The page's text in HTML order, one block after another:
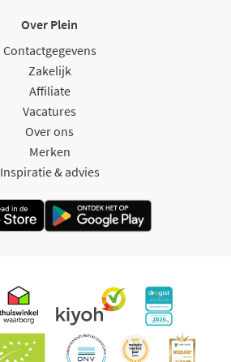
Over Plein
Contactgegevens
Zakelijk
Affiliate
Vacatures
Over ons
Merken
Inspiratie & advies